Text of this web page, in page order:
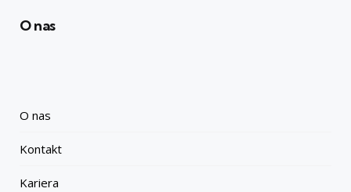
O nas
O nas
Kontakt
Kariera